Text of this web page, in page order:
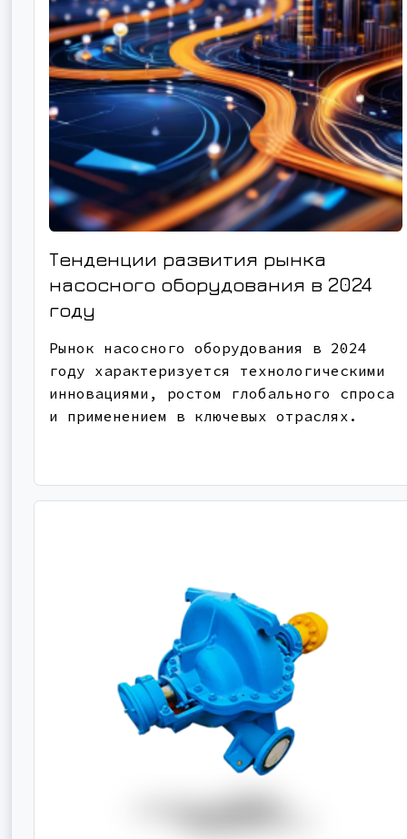
Тенденции развития рынка
насосного оборудования в 2024
году
Рынок насосного оборудования в 2024
году характеризуется технологическими
инновациями, ростом глобального спроса
и применением в ключевых отраслях.